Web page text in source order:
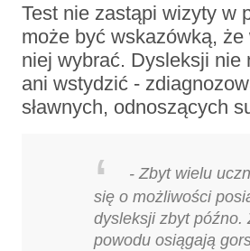
Test nie zastąpi wizyty w
może być wskazówką, że
niej wybrać. Dysleksji nie
ani wstydzić -
sławnych, odnoszących
- Zbyt wielu
się o możliwości
dysleksji zbyt późno.
powodu osiągają